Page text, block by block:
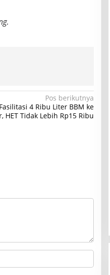
Pos berikutnya
4 Ribu Liter BBM ke
HET Tidak Lebih Rp15 Ribu